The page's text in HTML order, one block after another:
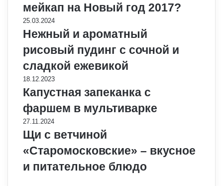
мейкап на Новый год 2017?
25.03.2024
Нежный и ароматный
рисовый пудинг с сочной и
сладкой ежевикой
18.12.2023
Капустная запеканка с
фаршем в мультиварке
27.11.2024
Щи с ветчиной
«Старомосковские» – вкусное
и питательное блюдо